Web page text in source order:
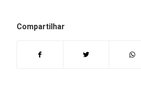
Compartilhar